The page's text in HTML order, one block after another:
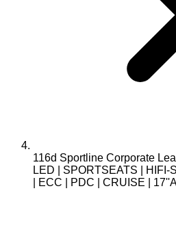
116d Sportline Corporate
LED | SPORTSEATS | HIFI-
| ECC | PDC | CRUISE |